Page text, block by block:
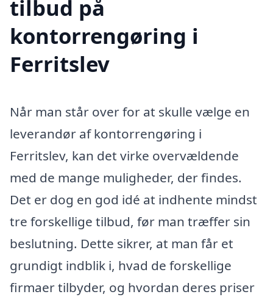
tilbud på
kontorrengøring i
Ferritslev
Når man står over for at skulle vælge en
leverandør af kontorrengøring i
Ferritslev, kan det virke overvældende
med de mange muligheder, der findes.
Det er dog en god idé at indhente mindst
tre forskellige tilbud, før man træffer sin
beslutning. Dette sikrer, at man får et
grundigt indblik i, hvad de forskellige
firmaer tilbyder, og hvordan deres priser